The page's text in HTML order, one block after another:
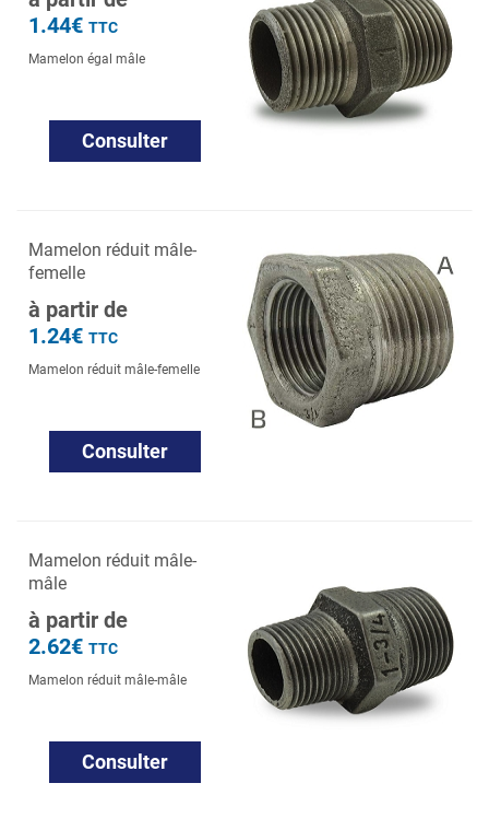
1.44€ TTC
Mamelon égal mâle
Consulter
Mamelon réduit mâle-
femelle
à partir de
1.24€ TTC
Mamelon réduit mâle-femelle
Consulter
Mamelon réduit mâle-
mâle
à partir de
2.62€ TTC
Mamelon réduit mâle-mâle
Consulter